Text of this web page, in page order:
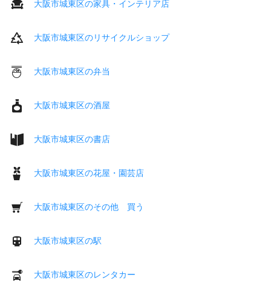
大阪市城東区の家具・インテリア店
大阪市城東区のリサイクルショップ
大阪市城東区の弁当
大阪市城東区の酒屋
大阪市城東区の書店
大阪市城東区の花屋・園芸店
大阪市城東区のその他 買う
大阪市城東区の駅
大阪市城東区のレンタカー